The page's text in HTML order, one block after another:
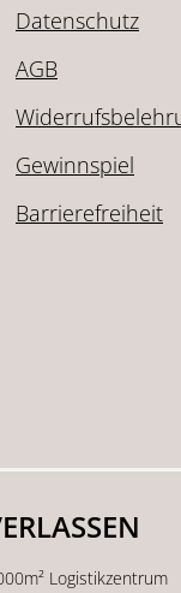
Datenschutz
AGB
Gewinnspiel
Barrierefreiheit
Logistikzentrum